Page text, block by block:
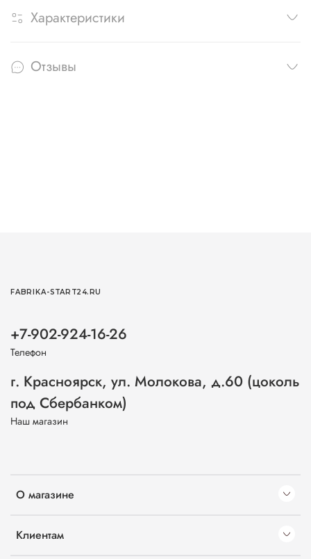
Характеристики
Отзывы
О магазине
Клиентам
FABRIKA-START24.RU
+7-902-924-16-26
Телефон
г. Красноярск, ул. Молокова, д.60 (цоколь
под Сбербанком)
Наш магазин